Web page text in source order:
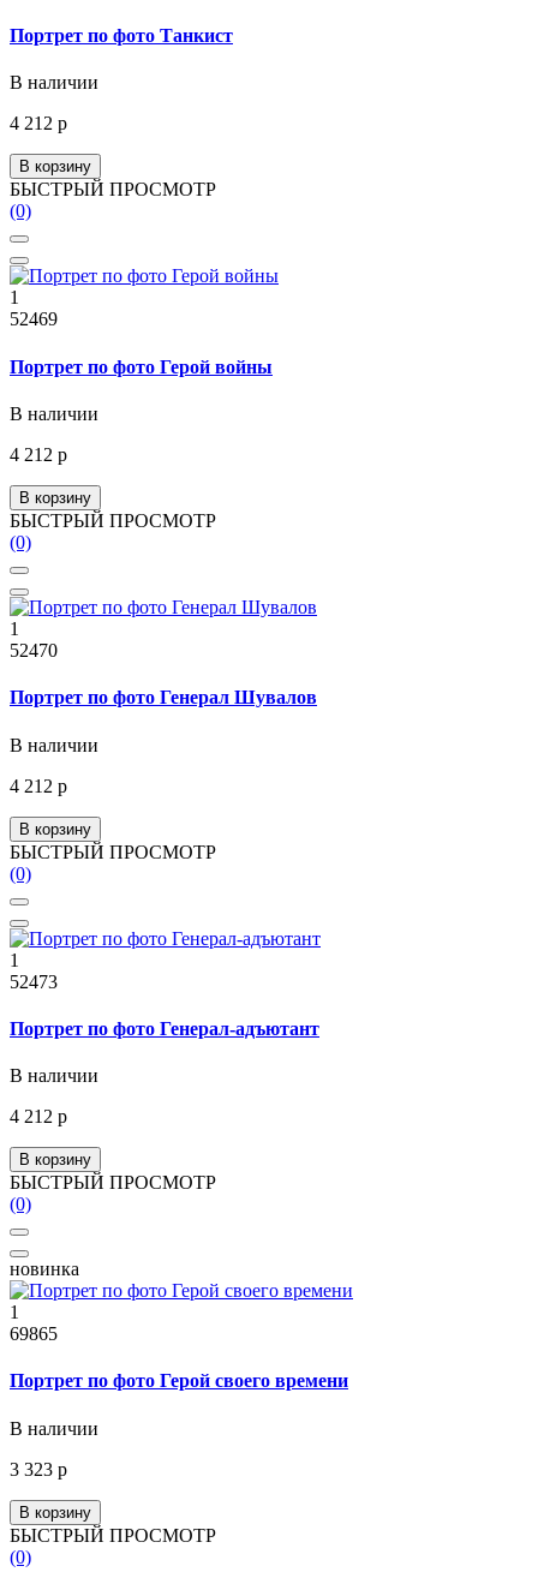
Портрет по фото Танкист
В наличии
4 212 р
В корзину
БЫСТРЫЙ ПРОСМОТР
(0)
1
52469
Портрет по фото Герой войны
В наличии
4 212 р
В корзину
БЫСТРЫЙ ПРОСМОТР
(0)
1
52470
Портрет по фото Генерал Шувалов
В наличии
4 212 р
В корзину
БЫСТРЫЙ ПРОСМОТР
(0)
1
52473
Портрет по фото Генерал-адъютант
В наличии
4 212 р
В корзину
БЫСТРЫЙ ПРОСМОТР
(0)
новинка
1
69865
Портрет по фото Герой своего времени
В наличии
3 323 р
В корзину
БЫСТРЫЙ ПРОСМОТР
(0)